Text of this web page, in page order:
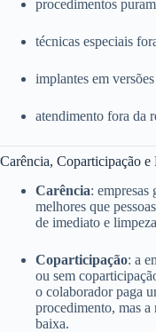
procedimentos
técnicas especiais
implantes em
atendimento fora da
Carência, Coparticipação e
Carência: empresas
melhores que
de imediato e
Coparticipação: a
ou sem
o colaborador paga
procedimento, mas a
baixa.